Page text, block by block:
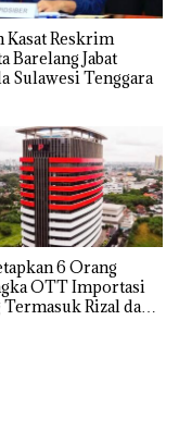
Kasat Reskrim
Barelang Jabat
Sulawesi Tenggara
6 Orang
OTT Importasi
Rizal dan